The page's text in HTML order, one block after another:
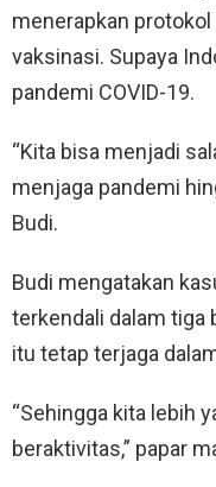
menerapkan
vaksinasi. Supaya
pandemi COVID-19.
“Kita bisa menjadi
menjaga pandemi
Budi.
Budi mengatakan
terkendali dalam tiga
itu tetap terjaga
“Sehingga kita lebih
beraktivitas,” papar